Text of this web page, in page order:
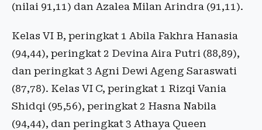
(nilai 91,11) dan Azalea Milan Arindra (91,11).
Kelas VI B, peringkat 1 Abila Fakhra Hanasia
(94,44), peringkat 2 Devina Aira Putri (88,89),
dan peringkat 3 Agni Dewi Ageng Saraswati
(87,78). Kelas VI C, peringkat 1 Rizqi Vania
Shidqi (95,56), peringkat 2 Hasna Nabila
(94,44), dan peringkat 3 Athaya Queen